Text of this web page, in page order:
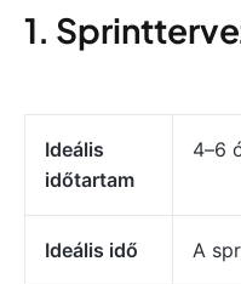
1.
Ideális
időtartam
4–6
Ideális idő A